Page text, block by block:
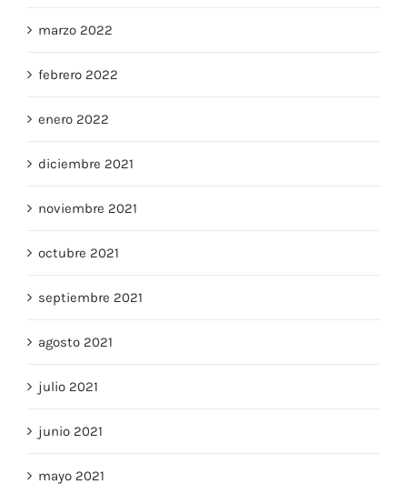
marzo 2022
febrero 2022
enero 2022
diciembre 2021
noviembre 2021
octubre 2021
septiembre 2021
agosto 2021
julio 2021
junio 2021
mayo 2021